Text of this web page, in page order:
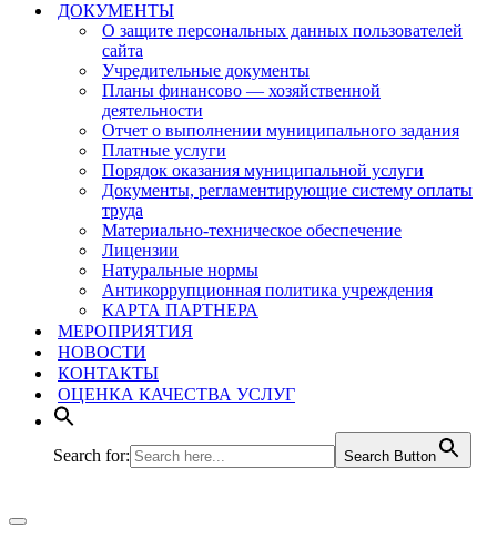
ДОКУМЕНТЫ
О защите персональных данных пользователей
сайта
Учредительные документы
Планы финансово — хозяйственной
деятельности
Отчет о выполнении муниципального задания
Платные услуги
Порядок оказания муниципальной услуги
Документы, регламентирующие систему оплаты
труда
Материально-техническое обеспечение
Лицензии
Натуральные нормы
Антикоррупционная политика учреждения
КАРТА ПАРТНЕРА
МЕРОПРИЯТИЯ
НОВОСТИ
КОНТАКТЫ
ОЦЕНКА КАЧЕСТВА УСЛУГ
Search for: Search Button
Меню